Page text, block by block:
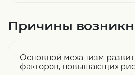
Причины
Основной механизм
факторов, повышающих